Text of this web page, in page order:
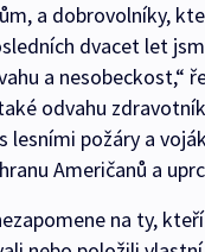
a dobrovolníky,
dvacet let
a nesobeckost,“
odvahu
lesními požáry a
Američanů a
na ty,